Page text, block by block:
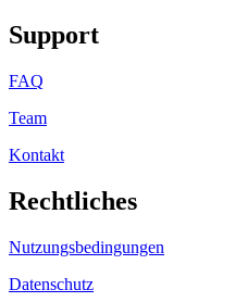
Support
FAQ
Team
Kontakt
Rechtliches
Nutzungsbedingungen
Datenschutz